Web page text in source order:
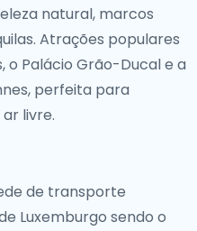
natural, marcos
Atrações populares
o Palácio Grão-Ducal e a
perfeita para
livre.
de transporte
Luxemburgo sendo o